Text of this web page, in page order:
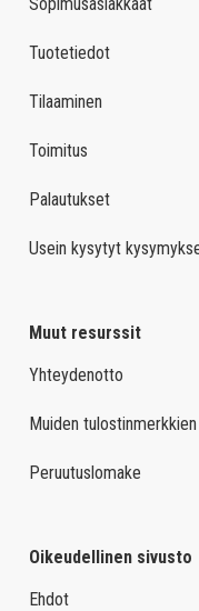
Tuotetiedot
Tilaaminen
Toimitus
Palautukset
Usein kysytyt
Muut resurssit
Yhteydenotto
Muiden
Peruutuslomake
Oikeudellinen sivusto
Ehdot